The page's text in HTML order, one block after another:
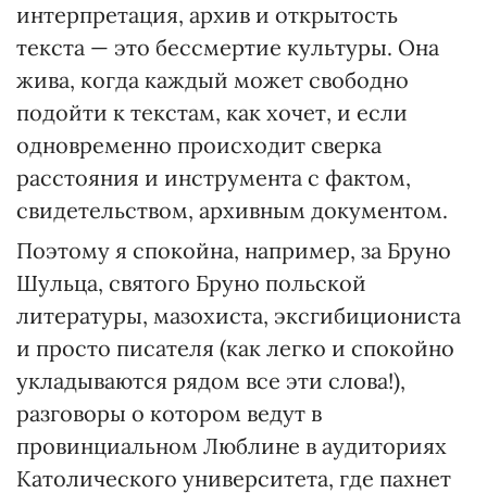
интерпретация, архив и открытость
текста — это бессмертие культуры. Она
жива, когда каждый может свободно
подойти к текстам, как хочет, и если
одновременно происходит сверка
расстояния и инструмента с фактом,
свидетельством, архивным документом.
Поэтому я спокойна, например, за Бруно
Шульца, святого Бруно польской
литературы, мазохиста, эксгибициониста
и просто писателя (как легко и спокойно
укладываются рядом все эти слова!),
разговоры о котором ведут в
провинциальном Люблине в аудиториях
Католического университета, где пахнет